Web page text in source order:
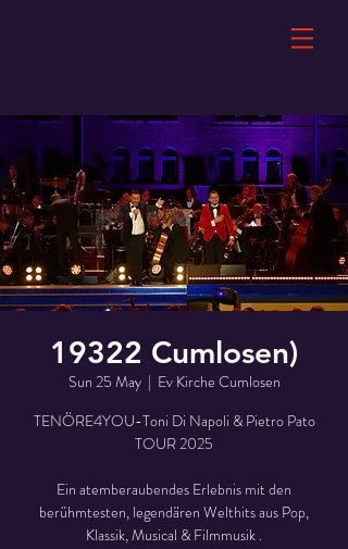
19322 Cumlosen)
Sun 25 May
  |
Ev Kirche Cumlosen
TENÖRE4YOU-Toni Di Napoli & Pietro Pato
TOUR 2025
Ein atemberaubendes Erlebnis mit den
berühmtesten, legendären Welthits aus Pop,
Klassik, Musical & Filmmusik .